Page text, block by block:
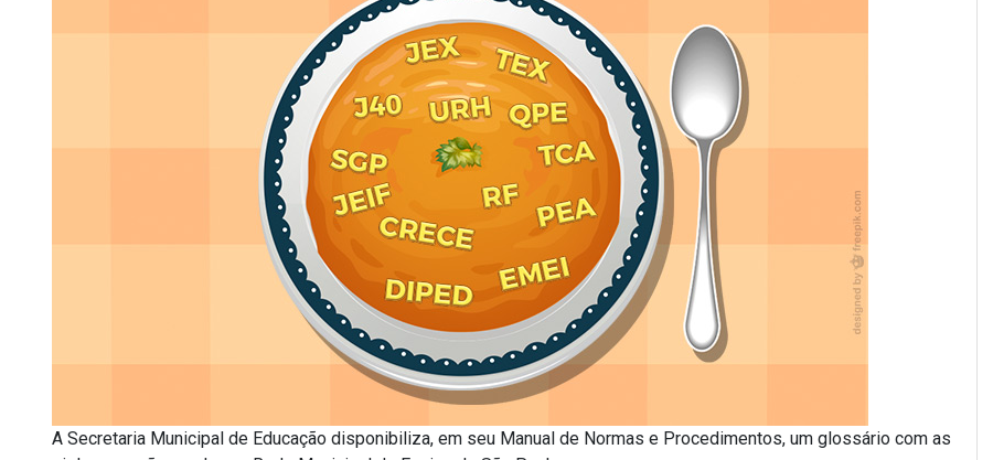
A Secretaria Municipal de Educação disponibiliza, em seu Manual de Normas e Procedimentos, um glossário com as